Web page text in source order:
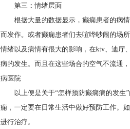
第三：情绪层面
根据大量的数据显示，癫痫患者的病
而发作。或者癫痫患者们去喧哗吵闹的场
情绪以及病情有很大的影响，在ktv、迪厅
病的发生。而且在这些场合的空气不流通
病医院
以上便是关于“怎样预防癫痫病的发
痫，一定要在日常生活中做好预防工作。
进行治疗。